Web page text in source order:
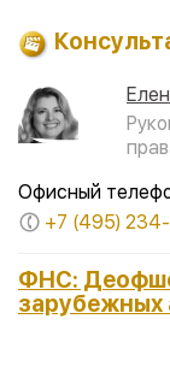
Офисный
+7 (495)
ФНС:
зарубежных